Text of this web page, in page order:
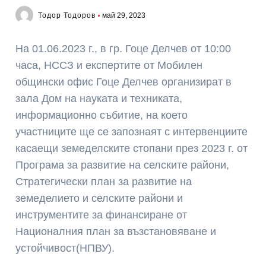
Тодор Тодоров май 29, 2023
На 01.06.2023 г., в гр. Гоце Делчев от 10:00
часа, НССЗ и експертите от Мобилен
общински офис Гоце Делчев организират в
зала Дом на науката и техниката,
информационно събитие, на което
участниците ще се запознаят с интервенциите
касаещи земеделските стопани през 2023 г. от
Програма за развитие на селските райони,
Стратегически план за развитие на
земеделието и селските райони и
инструментите за финансиране от
Националния план за възстановяване и
устойчивост(НПВУ).